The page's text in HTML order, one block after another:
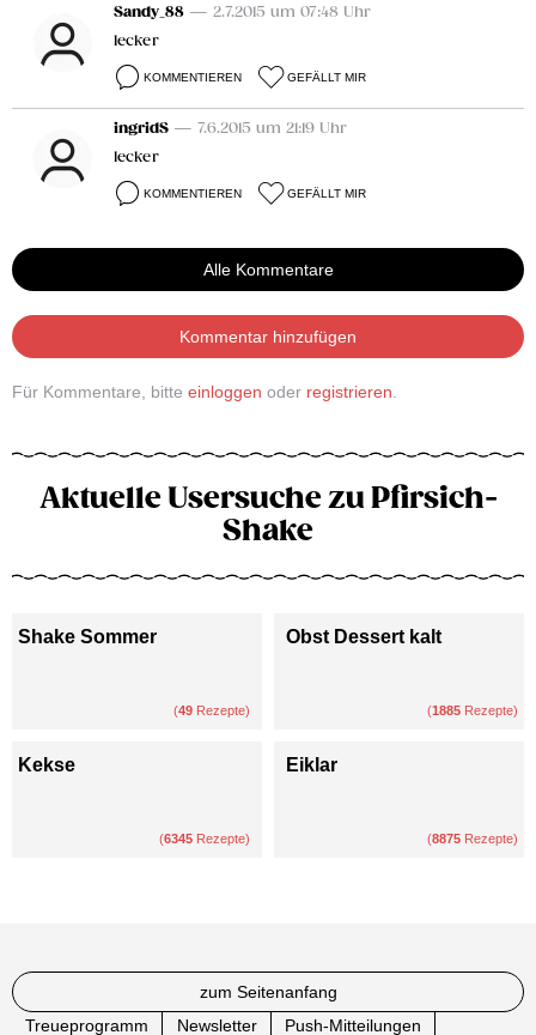
Sandy_88 — 2.7.2015 um 07:48 Uhr
lecker
KOMMENTIEREN GEFÄLLT MIR
ingridS — 7.6.2015 um 21:19 Uhr
lecker
KOMMENTIEREN GEFÄLLT MIR
Alle Kommentare
Kommentar hinzufügen
Für Kommentare, bitte einloggen oder registrieren
Aktuelle Usersuche zu Pfirsich-
Shake
Shake Sommer
(49 Rezepte)
Obst Dessert kalt
(1885 Rezepte)
Kekse
(6345 Rezepte)
Eiklar
(8875 Rezepte)
zum Seitenanfang
Treueprogramm
Newsletter Push-Mitteilungen